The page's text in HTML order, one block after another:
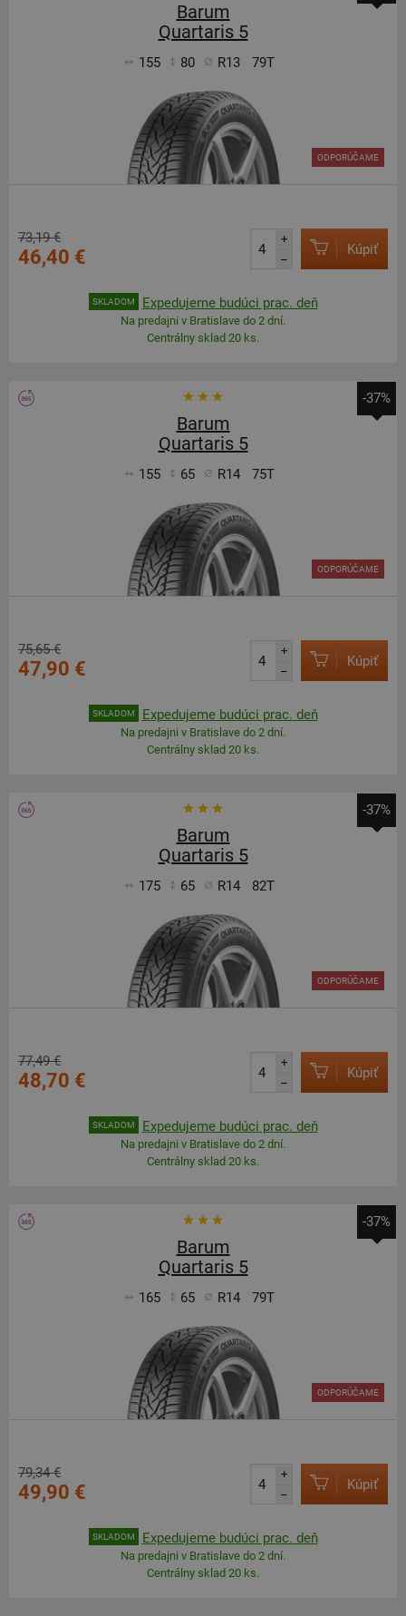
Barum
Quartaris 5
155 80 R13 79T
ODPORÚČAME
73,19 €
46,40 €
+
–
Kúpiť
SKLADOM Expedujeme budúci prac. deň
Na predajni v Bratislave do 2 dní.
Centrálny sklad 20 ks.
-37%
Barum
Quartaris 5
155 65 R14 75T
ODPORÚČAME
75,65 €
47,90 €
+
–
Kúpiť
SKLADOM Expedujeme budúci prac. deň
Na predajni v Bratislave do 2 dní.
Centrálny sklad 20 ks.
-37%
Barum
Quartaris 5
175 65 R14 82T
ODPORÚČAME
77,49 €
48,70 €
+
–
Kúpiť
SKLADOM Expedujeme budúci prac. deň
Na predajni v Bratislave do 2 dní.
Centrálny sklad 20 ks.
-37%
Barum
Quartaris 5
165 65 R14 79T
ODPORÚČAME
79,34 €
49,90 €
+
–
Kúpiť
SKLADOM Expedujeme budúci prac. deň
Na predajni v Bratislave do 2 dní.
Centrálny sklad 20 ks.